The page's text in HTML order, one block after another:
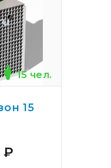
15 чел.
15
₽